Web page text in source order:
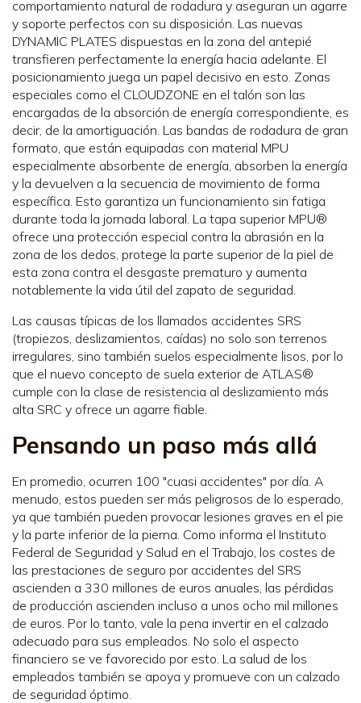
comportamiento natural de rodadura y aseguran un agarre
y soporte perfectos con su disposición. Las nuevas
DYNAMIC PLATES dispuestas en la zona del antepié
transfieren perfectamente la energía hacia adelante. El
posicionamiento juega un papel decisivo en esto. Zonas
especiales como el CLOUDZONE en el talón son las
encargadas de la absorción de energía correspondiente, es
decir, de la amortiguación. Las bandas de rodadura de gran
formato, que están equipadas con material MPU
especialmente absorbente de energía, absorben la energía
y la devuelven a la secuencia de movimiento de forma
específica. Esto garantiza un funcionamiento sin fatiga
durante toda la jornada laboral. La tapa superior MPU®
ofrece una protección especial contra la abrasión en la
zona de los dedos, protege la parte superior de la piel de
esta zona contra el desgaste prematuro y aumenta
notablemente la vida útil del zapato de seguridad.
Las causas típicas de los llamados accidentes SRS
(tropiezos, deslizamientos, caídas) no solo son terrenos
irregulares, sino también suelos especialmente lisos, por lo
que el nuevo concepto de suela exterior de ATLAS®
cumple con la clase de resistencia al deslizamiento más
alta SRC y ofrece un agarre fiable.
Pensando un paso más allá
En promedio, ocurren 100 "cuasi accidentes" por día. A
menudo, estos pueden ser más peligrosos de lo esperado,
ya que también pueden provocar lesiones graves en el pie
y la parte inferior de la pierna. Como informa el Instituto
Federal de Seguridad y Salud en el Trabajo, los costes de
las prestaciones de seguro por accidentes del SRS
ascienden a 330 millones de euros anuales, las pérdidas
de producción ascienden incluso a unos ocho mil millones
de euros. Por lo tanto, vale la pena invertir en el calzado
adecuado para sus empleados. No solo el aspecto
financiero se ve favorecido por esto. La salud de los
empleados también se apoya y promueve con un calzado
de seguridad óptimo.